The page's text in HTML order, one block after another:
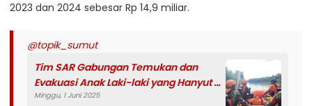
2023 dan 2024 sebesar Rp 14,9 miliar.
@topik_sumut
Tim SAR Gabungan Temukan dan
Evakuasi Anak Laki-laki yang Hanyut di
Sungai Barumun
Minggu, 1 Juni 2025